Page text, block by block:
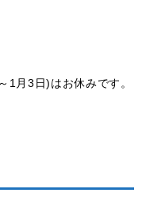
月3日)はお休みです。